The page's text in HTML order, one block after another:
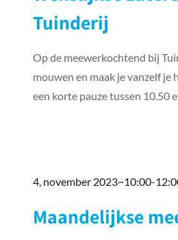
Tuinderij
Op de meewerkochtend bij
mouwen en maak je vanzelf
een korte pauze tussen 10.50
4, november 2023~10:00-
Maandelijkse